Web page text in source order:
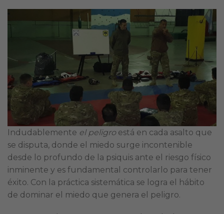
Indudablemente el peligroestá en cada asalto que
se disputa, donde el miedo surge incontenible
desde lo profundo de la psiquis ante el riesgo físico
inminente y es fundamental controlarlo para tener
éxito. Con la práctica sistemática se logra el hábito
de dominar el miedo que genera el peligro.